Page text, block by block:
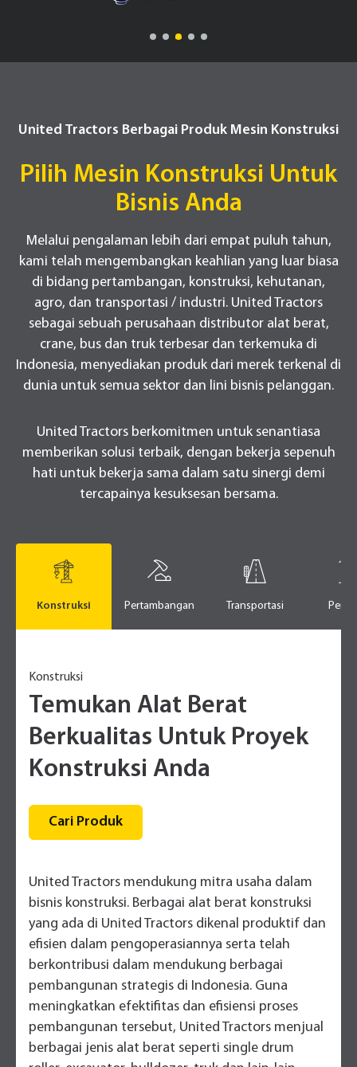
United Tractors Berbagai Produk Mesin Konstruksi
Pilih Mesin Konstruksi Untuk
Bisnis Anda
Melalui pengalaman lebih dari empat puluh tahun,
kami telah mengembangkan keahlian yang luar biasa
di bidang pertambangan, konstruksi, kehutanan,
agro, dan transportasi / industri. United Tractors
sebagai sebuah perusahaan distributor alat berat,
crane, bus dan truk terbesar dan terkemuka di
Indonesia, menyediakan produk dari merek terkenal di
dunia untuk semua sektor dan lini bisnis pelanggan.
United Tractors berkomitmen untuk senantiasa
memberikan solusi terbaik, dengan bekerja sepenuh
hati untuk bekerja sama dalam satu sinergi demi
tercapainya kesuksesan bersama.
Konstruksi Pertambangan Transportasi
Konstruksi
Temukan Alat Berat
Berkualitas Untuk Proyek
Konstruksi Anda
Cari Produk
United Tractors mendukung mitra usaha dalam
bisnis konstruksi. Berbagai alat berat konstruksi
yang ada di United Tractors dikenal produktif dan
efisien dalam pengoperasiannya serta telah
berkontribusi dalam mendukung berbagai
pembangunan strategis di Indonesia. Guna
meningkatkan efektifitas dan efisiensi proses
pembangunan tersebut, United Tractors menjual
berbagai jenis alat berat seperti single drum